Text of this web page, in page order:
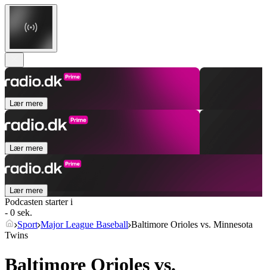
Lær mere
Lær mere
Lær mere
Podcasten starter i
- 0 sek.
Sport Major League Baseball Baltimore Orioles vs. Minnesota
Twins
Baltimore Orioles vs.